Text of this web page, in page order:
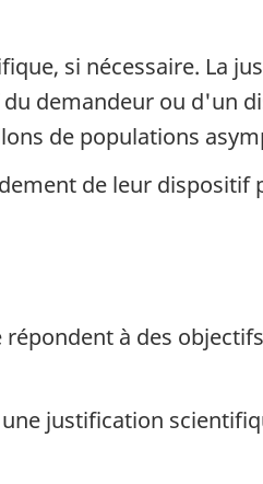
si nécessaire. La
demandeur ou d'un
de populations
de leur dispositif
à des
justification